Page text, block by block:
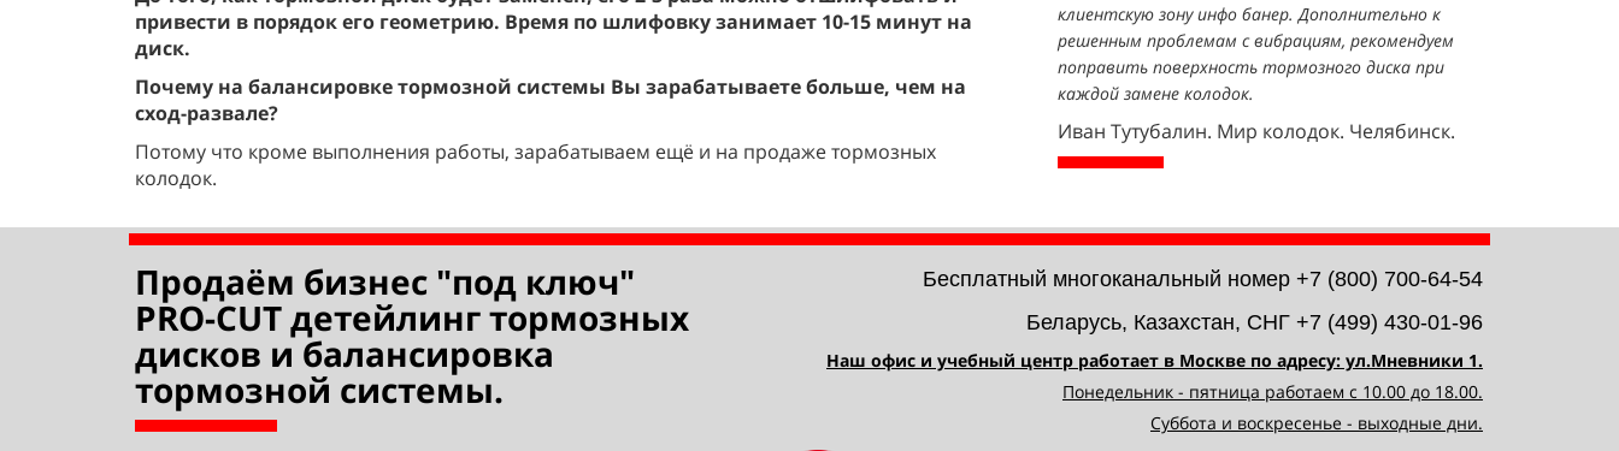
привести в порядок его геометрию. Время по шлифовку занимает 10-15 минут на
диск.
Почему на балансировке тормозной системы Вы зарабатываете больше, чем на
сход-развале?
Потому что кроме выполнения работы, зарабатываем ещё и на продаже тормозных
колодок.
клиентскую зону инфо банер. Дополнительно к
решенным проблемам с вибрациям, рекомендуем
поправить поверхность тормозного диска при
каждой замене колодок.
Иван Тутубалин. Мир колодок. Челябинск.
Продаём бизнес "под ключ"
PRO-CUT детейлинг тормозных
дисков и балансировка
тормозной системы.
Бесплатный многоканальный номер +7 (800) 700-64-54
Беларусь, Казахстан, СНГ +7 (499) 430-01-96
Наш офис и учебный центр работает в Москве по адресу: ул.Мневники 1.
Понедельник - пятница работаем с 10.00 до 18.00.
Суббота и воскресенье - выходные дни.